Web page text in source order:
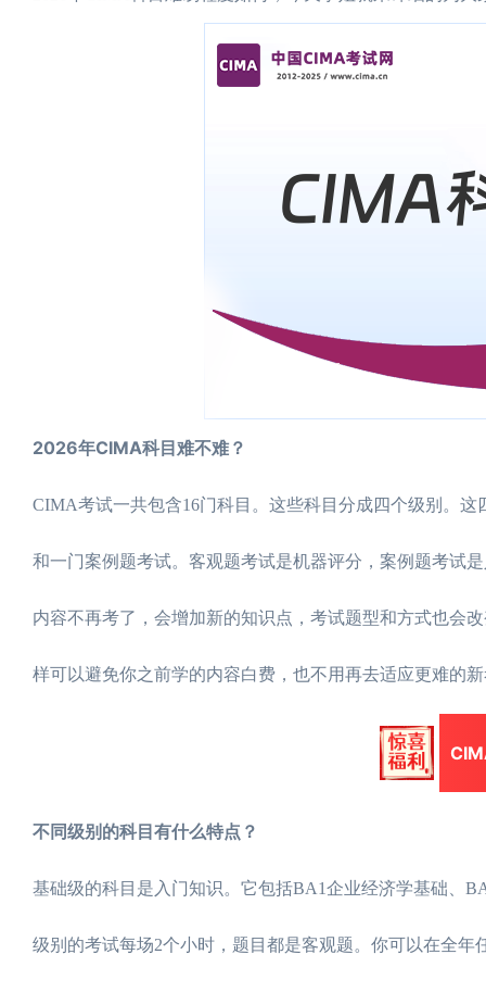
2026年CIMA科目难不难？
CIMA考试一共包含16门科目。这些科目分成四个级别。
和一门案例题考试。客观题考试是机器评分，案例题考试
内容不再考了，会增加新的知识点，考试题型和方式也会
样可以避免你之前学的内容白费，也不用再去适应更难的
不同级别的科目有什么特点？
基础级的科目是入门知识。它包括BA1企业经济学基础、
级别的考试每场2个小时，题目都是客观题。你可以在全